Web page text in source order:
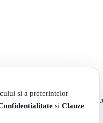
si a preferintelor
si Clauze
pe foc si se adauga